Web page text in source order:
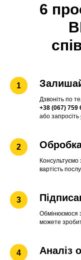
6
Дзвоніть по
+38 (067) 759
або запросіть
Консультуємо
вартість
Обмінюємося
можете
Аналіз